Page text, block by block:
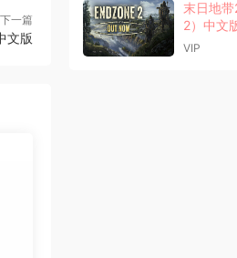
下一篇
文版
末日地
2）中文
VIP